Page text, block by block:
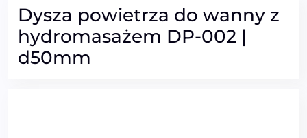
Dysza powietrza do wanny z
hydromasażem DP-002 |
d50mm